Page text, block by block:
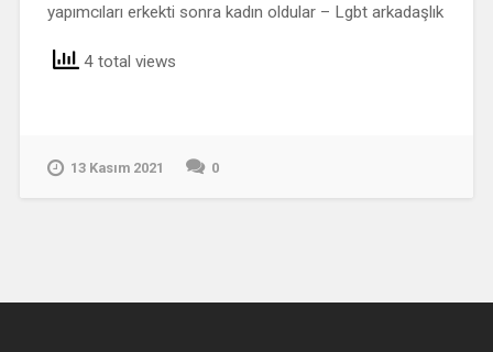
yapımcıları erkekti sonra kadın oldular – Lgbt arkadaşlık
4 total views
13 Kasım 2021 0